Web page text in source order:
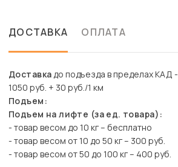
ДОСТАВКА ОПЛАТА
Доставкадо подъезда в пределах КАД -
1050 руб. + 30 руб./1 км
Подъем:
Подъем на лифте (за ед. товара):
- товар весом до 10 кг – бесплатно
- товар весом от 10 до 50 кг – 300 руб.
- товар весом от 50 до 100 кг – 400 руб.